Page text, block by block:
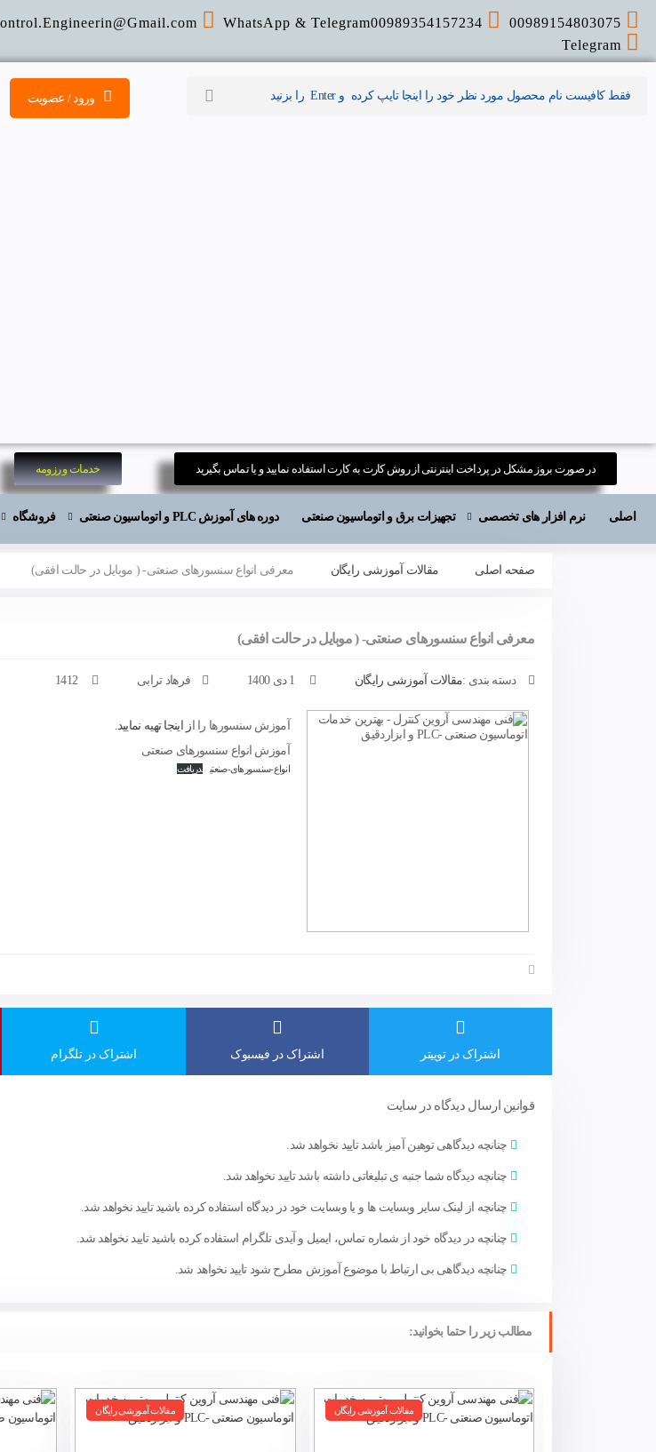
00989154803075
WhatsApp & Telegram00989354157234
.com
Telegram
ورود / عضویت
در صورت بروز مشکل در پرداخت اینترنتی از روش کارت به کارت استفاده نمایید و یا تماس بگیرید خدمات و رزومه
اصلی نرم افزار های تخصصی تجهیزات برق و اتوماسیون صنعتی دوره های آموزش PLC و اتوماسیون صنعتی فروشگاه
صفحه اصلی مقالات آموزشی رایگان معرفی انواع سنسورهای صنعتی- ( موبایل در حالت افقی)
معرفی انواع سنسورهای صنعتی- ( موبایل در حالت افقی)
دسته بندی :مقالات آموزشی رایگان فرهاد ترابی 1412
آموزش سنسورها را ا ز اینجا تهیه نمایید.
آموزش انواع سنسورهای صنعتی
انواع-سنسورهای-صنعتی دریافت
اشتراک در توییتر اشتراک در فیسبوک اشتراک در تلگرام
مطالب زیر را حتما بخوانید:
مقالات آموزشی رایگان مقالات آموزشی رایگان
قوانین ارسال دیدگاه در سایت
چنانچه دیدگاهی توهین آمیز باشد تایید نخواهد شد.
چنانچه دیدگاه شما جنبه ی تبلیغاتی داشته باشد تایید نخواهد شد.
چنانچه از لینک سایر وبسایت ها و یا وبسایت خود در دیدگاه استفاده کرده باشید تایید نخواهد شد.
چنانچه در دیدگاه خود از شماره تماس، ایمیل و آیدی تلگرام استفاده کرده باشید تایید نخواهد شد.
چنانچه دیدگاهی بی ارتباط با موضوع آموزش مطرح شود تایید نخواهد شد.